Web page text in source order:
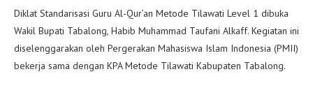
Diklat Standarisasi Guru Al-Qur’an Metode Tilawati Level 1 dibuka
Wakil Bupati Tabalong, Habib Muhammad Taufani Alkaff. Kegiatan ini
diselenggarakan oleh Pergerakan Mahasiswa Islam Indonesia (PMII)
bekerja sama dengan KPA Metode Tilawati Kabupaten Tabalong.